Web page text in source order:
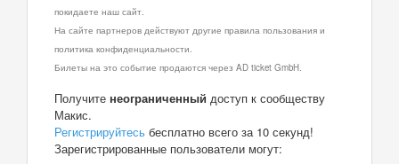
покидаете наш сайт.
На сайте партнеров действуют другие правила пользования и
политика конфиденциальности.
Билеты на это событие продаются через AD ticket GmbH.
Получите неограниченный доступ к сообществу
Макис.
Регистрируйтесь бесплатно всего за 10 секунд!
Зарегистрированные пользователи могут: